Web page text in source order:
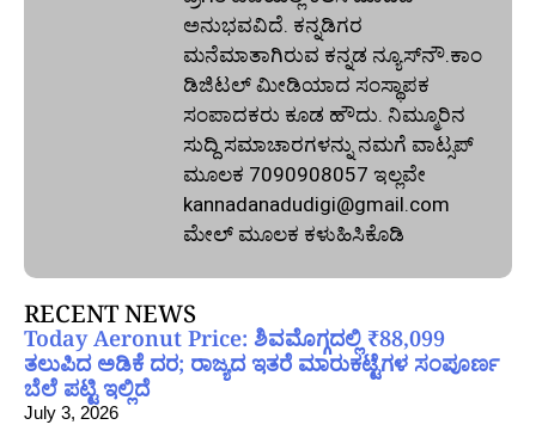
ಅನುಭವವಿದೆ. ಕನ್ನಡಿಗರ
ಮನೆಮಾತಾಗಿರುವ ಕನ್ನಡ ನ್ಯೂಸ್‌ನೌ.ಕಾಂ
ಡಿಜಿಟಲ್‌ ಮೀಡಿಯಾದ ಸಂಸ್ಥಾಪಕ
ಸಂಪಾದಕರು ಕೂಡ ಹೌದು. ನಿಮ್ಮೂರಿನ
ಸುದ್ದಿ ಸಮಾಚಾರಗಳನ್ನು ನಮಗೆ ವಾಟ್ಸಪ್‌
ಮೂಲಕ 7090908057 ಇಲ್ಲವೇ
kannadanadudigi@gmail.com
ಮೇಲ್‌ ಮೂಲಕ ಕಳುಹಿಸಿಕೊಡಿ
RECENT NEWS
Today Aeronut Price: ಶಿವಮೊಗ್ಗದಲ್ಲಿ ₹88,099
ತಲುಪಿದ ಅಡಿಕೆ ದರ; ರಾಜ್ಯದ ಇತರೆ ಮಾರುಕಟ್ಟೆಗಳ ಸಂಪೂರ್ಣ
ಬೆಲೆ ಪಟ್ಟಿ ಇಲ್ಲಿದೆ
July 3, 2026